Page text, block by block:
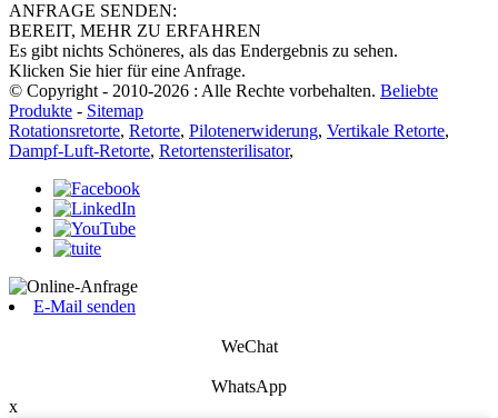
ANFRAGE SENDEN:
BEREIT, MEHR ZU ERFAHREN
Es gibt nichts Schöneres, als das Endergebnis zu sehen.
Klicken Sie hier für eine Anfrage.
© Copyright - 2010-2026 : Alle Rechte vorbehalten. Beliebte
Produkte - Sitemap
Rotationsretorte, Retorte, Pilotenerwiderung, Vertikale Retorte,
Dampf-Luft-Retorte, Retortensterilisator,
E-Mail senden
WeChat
WhatsApp
x